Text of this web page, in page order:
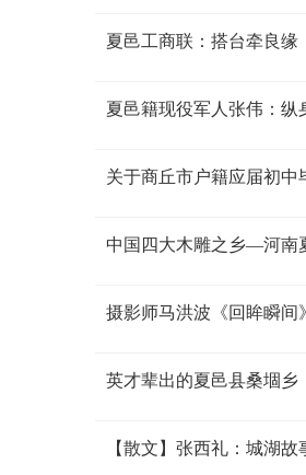
夏邑工商联：搭台牵良
夏邑籍现役军人张伟：纵
关于商丘市户籍应届初中
中国四大木雕之乡—河南
摄影师马洪波《回眸瞬间
英才辈出的夏邑县桑堌乡
【散文】张西礼：城湖故